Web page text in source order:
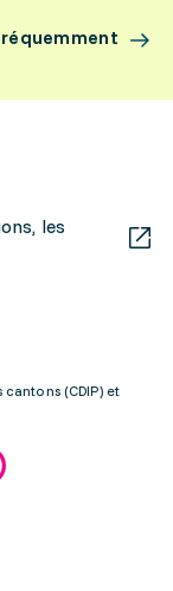
les
(CDIP) et